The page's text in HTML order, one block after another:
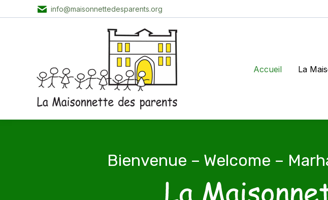
info@maisonnettedesparents.org
Accueil La
Bienvenue – Welcome –